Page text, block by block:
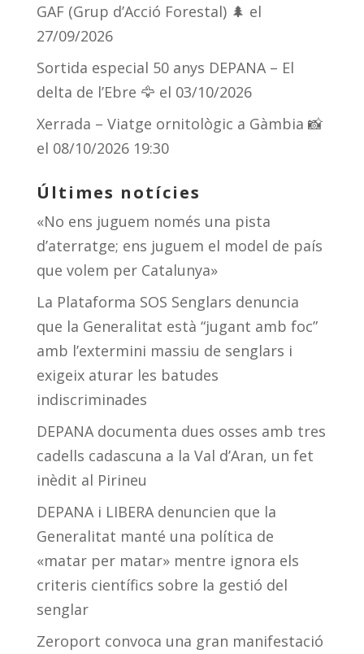
GAF (Grup d’Acció Forestal) 🌲 el
27/09/2026
Sortida especial 50 anys DEPANA – El
delta de l’Ebre 🦅 el 03/10/2026
Xerrada – Viatge ornitològic a Gàmbia 📸
el 08/10/2026 19:30
Últimes notícies
«No ens juguem només una pista
d’aterratge; ens juguem el model de país
que volem per Catalunya»
La Plataforma SOS Senglars denuncia
que la Generalitat està “jugant amb foc”
amb l’extermini massiu de senglars i
exigeix aturar les batudes
indiscriminades
DEPANA documenta dues osses amb tres
cadells cadascuna a la Val d’Aran, un fet
inèdit al Pirineu
DEPANA i LIBERA denuncien que la
Generalitat manté una política de
«matar per matar» mentre ignora els
criteris científics sobre la gestió del
senglar
Zeroport convoca una gran manifestació